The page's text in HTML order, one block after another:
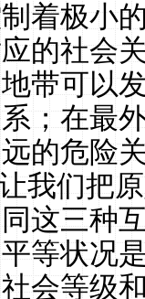
着极小
的社会
带可以
；在最
的危险
我们把
这三种
等状况
会等级